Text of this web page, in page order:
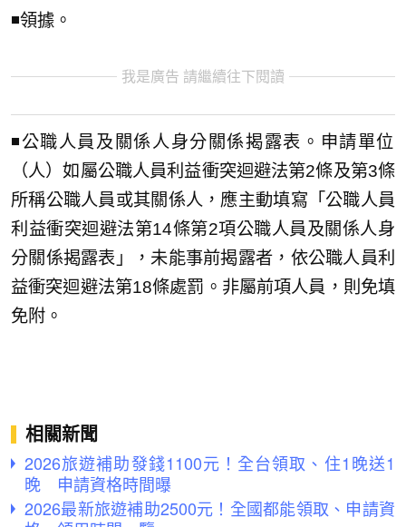
◾️領據。
我是廣告 請繼續往下閱讀
◾️公職人員及關係人身分關係揭露表。申請單位
（人）如屬公職人員利益衝突迴避法第2條及第3條
所稱公職人員或其關係人，應主動填寫「公職人員
利益衝突迴避法第14條第2項公職人員及關係人身
分關係揭露表」，未能事前揭露者，依公職人員利
益衝突迴避法第18條處罰。非屬前項人員，則免填
免附。
相關新聞
2026旅遊補助發錢1100元！全台領取、住1晚送1
晚 申請資格時間曝
2026最新旅遊補助2500元！全國都能領取、申請資